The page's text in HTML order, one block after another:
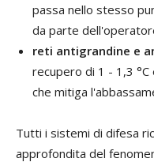
passa nello stesso
da parte
reti antigrandine e
recupero di 1 - 1,3
che mitiga
Tutti i sistemi di difesa
approfondita del